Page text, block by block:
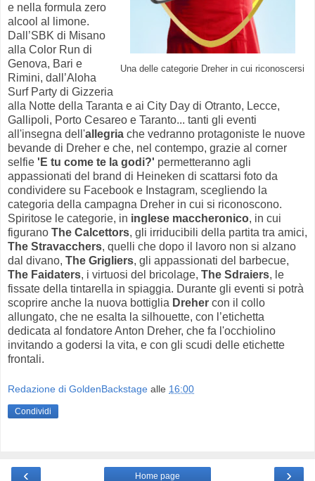
Una delle categorie Dreher in cui riconoscersi
e nella formula zero
alcool al limone.
Dall’SBK di Misano
alla Color Run di
Genova, Bari e
Rimini, dall’Aloha
Surf Party di Gizzeria
alla Notte della Taranta e ai City Day di Otranto, Lecce,
Gallipoli, Porto Cesareo e Taranto... tanti gli eventi
all'insegna dell'allegria che vedranno protagoniste le nuove
bevande di Dreher e che, nel contempo, grazie al corner
selfie 'E tu come te la godi?' permetteranno agli
appassionati del brand di Heineken di scattarsi foto da
condividere su Facebook e Instagram, scegliendo la
categoria della campagna Dreher in cui si riconoscono.
Spiritose le categorie, in inglese maccheronico, in cui
figurano The Calcettors, gli irriducibili della partita tra amici,
The Stravacchers, quelli che dopo il lavoro non si alzano
dal divano, The Grigliers, gli appassionati del barbecue,
The Faidaters, i virtuosi del bricolage, The Sdraiers, le
fissate della tintarella in spiaggia. Durante gli eventi si potrà
scoprire anche la nuova bottiglia Dreher con il collo
allungato, che ne esalta la silhouette, con l’etichetta
dedicata al fondatore Anton Dreher, che fa l'occhiolino
invitando a godersi la vita, e con gli scudi delle etichette
frontali.
Redazione di GoldenBackstage alle 16:00
Condividi
‹ ›
Home page